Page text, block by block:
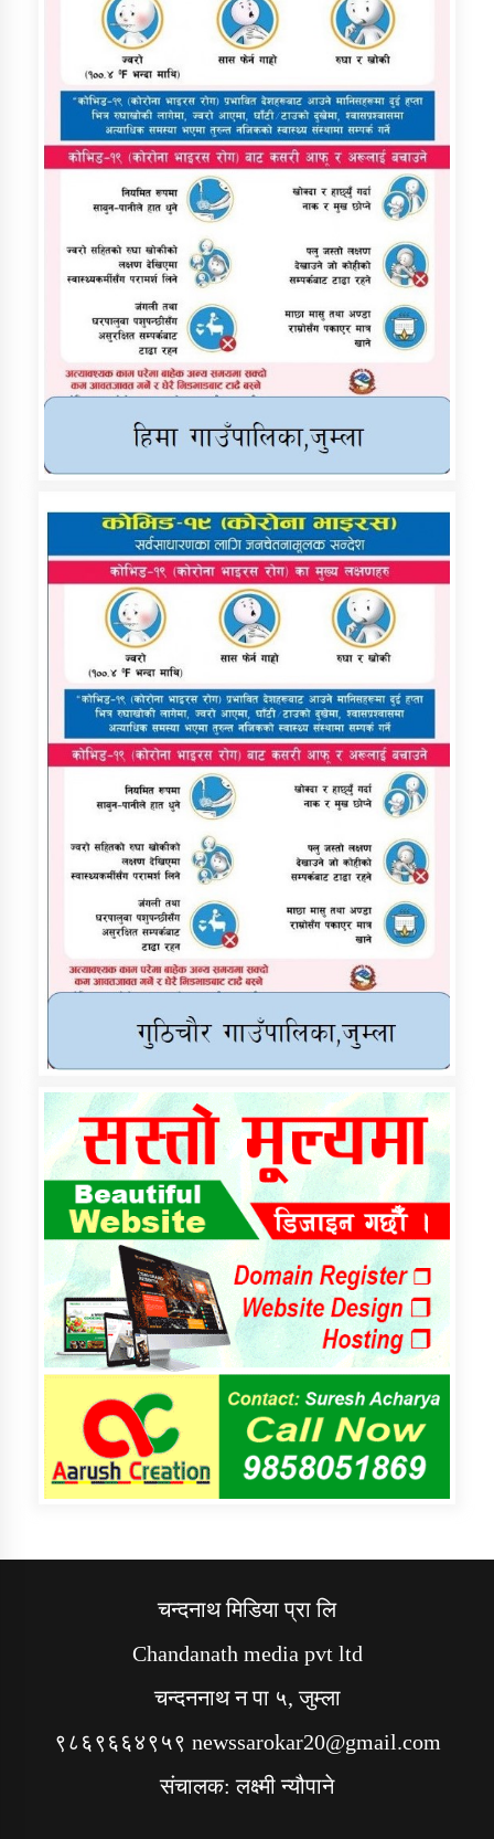
चन्दनाथ मिडिया प्रा लि
Chandanath media pvt ltd
चन्दननाथ न पा ५, जुम्ला
९८६९६६४९५९ newssarokar20@gmail.com
संचालक: लक्ष्मी न्यौपाने